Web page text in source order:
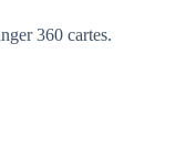
360 cartes.